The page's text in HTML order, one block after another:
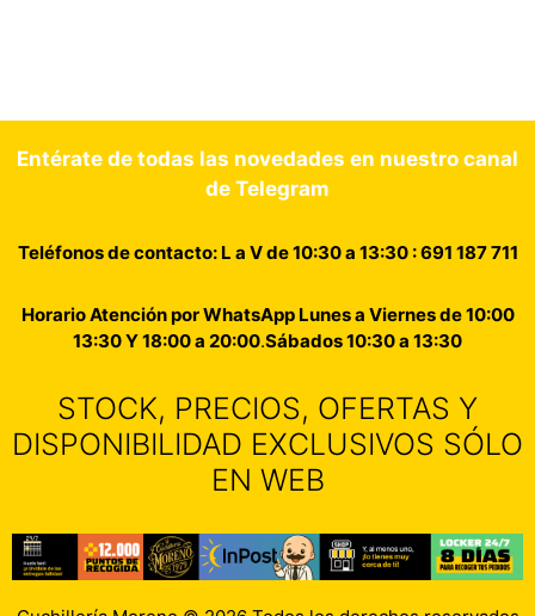
Entérate de todas las novedades en nuestro canal
de Telegram
Teléfonos de contacto: L a V de 10:30 a 13:30 : 691 187 711
Horario Atención por WhatsApp Lunes a Viernes de 10:00
13:30 Y 18:00 a 20:00.Sábados 10:30 a 13:30
STOCK, PRECIOS, OFERTAS Y
DISPONIBILIDAD EXCLUSIVOS SÓLO
EN WEB